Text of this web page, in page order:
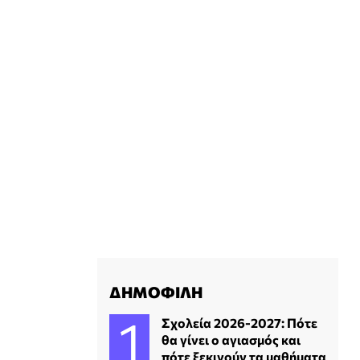
ΔΗΜΟΦΙΛΗ
Σχολεία 2026-2027: Πότε
θα γίνει ο αγιασμός και
πότε ξεκινούν τα μαθήματα